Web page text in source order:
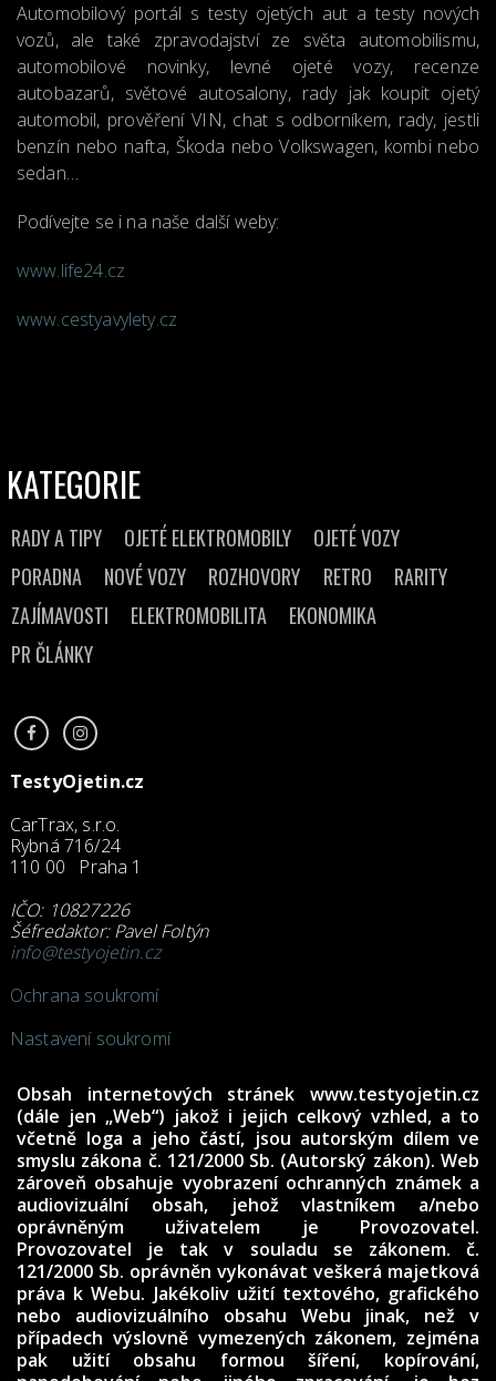
Automobilový portál s testy ojetých aut a testy nových
vozů, ale také zpravodajství ze světa automobilismu,
automobilové novinky, levné ojeté vozy, recenze
autobazarů, světové autosalony, rady jak koupit ojetý
automobil, prověření VIN, chat s odborníkem, rady, jestli
benzín nebo nafta, Škoda nebo Volkswagen, kombi nebo
sedan…
Podívejte se i na naše další weby:
www.life24.cz
www.cestyavylety.cz
KATEGORIE
RADY A TIPY OJETÉ ELEKTROMOBILY
OJETÉ VOZY
PORADNA
NOVÉ VOZY ROZHOVORY RETRO
RARITY
ZAJÍMAVOSTI
ELEKTROMOBILITA
EKONOMIKA
PR ČLÁNKY
TestyOjetin.cz
CarTrax, s.r.o.
Rybná 716/24
110 00 Praha 1
IČO: 10827226
Šéfredaktor: Pavel Foltýn
info@testyojetin.cz
Ochrana soukromí
Nastavení soukromí
Obsah internetových stránek www.testyojetin.cz
(dále jen „Web“) jakož i jejich celkový vzhled, a to
včetně loga a jeho částí, jsou autorským dílem ve
smyslu zákona č. 121/2000 Sb. (Autorský zákon). Web
zároveň obsahuje vyobrazení ochranných známek a
audiovizuální obsah, jehož vlastníkem a/nebo
oprávněným uživatelem je Provozovatel.
Provozovatel je tak v souladu se zákonem. č.
121/2000 Sb. oprávněn vykonávat veškerá majetková
práva k Webu. Jakékoliv užití textového, grafického
nebo audiovizuálního obsahu Webu jinak, než v
případech výslovně vymezených zákonem, zejména
pak užití obsahu formou šíření, kopírování,